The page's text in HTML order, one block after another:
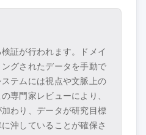
証が行われます。ドメイ
グされたデータを手動で
テムには視点や文脈上の
専門家レビューにより、
わり、データが研究目標
沖していることが確保さ